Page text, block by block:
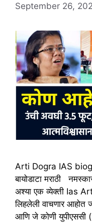
September 26,
Arti Dogra IAS
बायोडाटा मराठी
अश्या एक व्येक्ती Ias
लिहलेली वाचणार आहोत
आणि जे कोणी